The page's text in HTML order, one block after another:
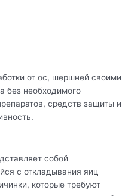
от ос, шершней своими
без необходимого
средств защиты и
собой
с откладывания яиц
которые требуют